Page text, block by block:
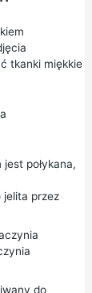
tkanki miękkie
połykana,
przez
do